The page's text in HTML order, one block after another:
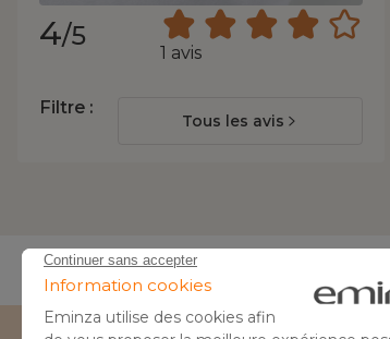
4/5
1 avis
Filtre :
Tous les avis